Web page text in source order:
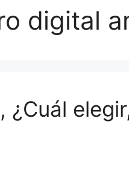
digital
¿Cuál